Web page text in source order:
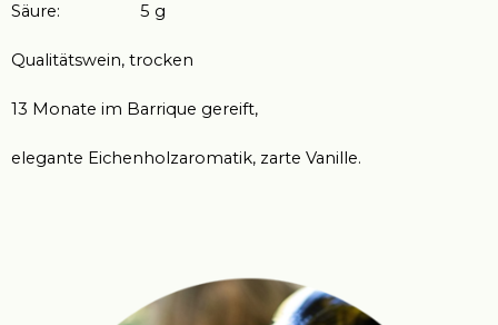
Säure: 5 g
Qualitätswein, trocken
13 Monate im Barrique gereift,
elegante Eichenholzaromatik, zarte Vanille.